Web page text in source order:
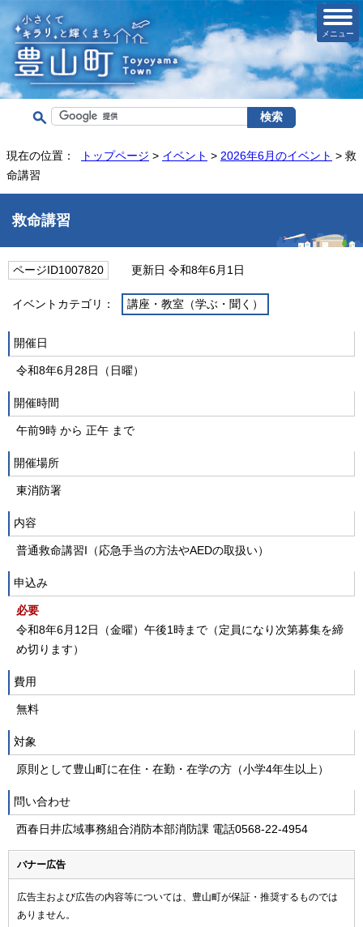
メニュー
現在の位置： トップページ > イベント > 2026年6月のイベント > 救
命講習
救命講習
ページID1007820 更新日 令和8年6月1日
イベントカテゴリ： 講座・教室（学ぶ・聞く）
開催日
令和8年6月28日（日曜）
開催時間
午前9時 から 正午 まで
開催場所
東消防署
内容
普通救命講習I（応急手当の方法やAEDの取扱い）
申込み
必要
令和8年6月12日（金曜）午後1時まで（定員になり次第募集を締
め切ります）
費用
無料
対象
原則として豊山町に在住・在勤・在学の方（小学4年生以上）
問い合わせ
西春日井広域事務組合消防本部消防課 電話0568-22-4954
バナー広告
広告主および広告の内容等については、豊山町が保証・推奨するものでは
ありません。